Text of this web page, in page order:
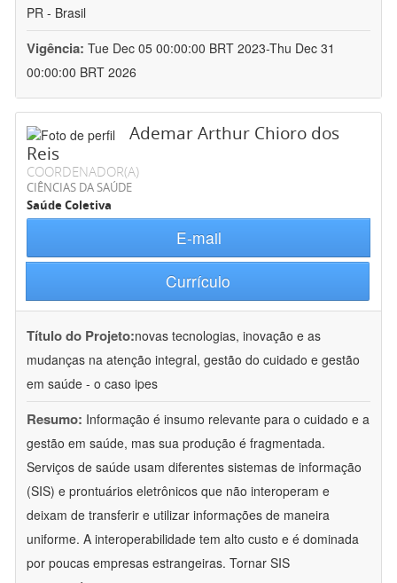
PR - Brasil
Vigência: Tue Dec 05 00:00:00 BRT 2023-Thu Dec 31
00:00:00 BRT 2026
Ademar Arthur Chioro dos
Reis
COORDENADOR(A)
CIÊNCIAS DA SAÚDE
Saúde Coletiva
E-mail
Currículo
Título do Projeto:novas tecnologias, inovação e as
mudanças na atenção integral, gestão do cuidado e gestão
em saúde - o caso ipes
Resumo: Informação é insumo relevante para o cuidado e a
gestão em saúde, mas sua produção é fragmentada.
Serviços de saúde usam diferentes sistemas de informação
(SIS) e prontuários eletrônicos que não interoperam e
deixam de transferir e utilizar informações de maneira
uniforme. A interoperabilidade tem alto custo e é dominada
por poucas empresas estrangeiras. Tornar SIS